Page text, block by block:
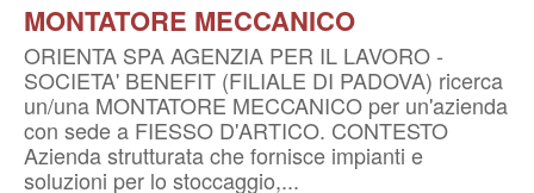
MONTATORE MECCANICO
ORIENTA SPA AGENZIA PER IL LAVORO -
SOCIETA' BENEFIT (FILIALE DI PADOVA) ricerca
un/una MONTATORE MECCANICO per un'azienda
con sede a FIESSO D'ARTICO. CONTESTO
Azienda strutturata che fornisce impianti e
soluzioni per lo stoccaggio,...